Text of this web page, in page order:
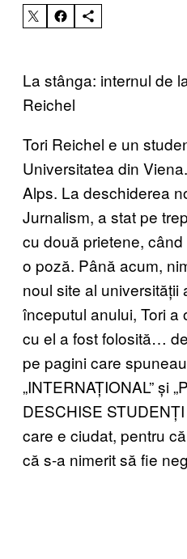
La stânga: internul de
Reichel
Tori Reichel e un
Universitatea din
Alps. La deschiderea
Jurnalism, a stat pe
cu două prietene,
o poză. Până acum,
noul site al universității
începutul anului, Tori
cu el a fost folosită…
pe pagini care
„INTERNAȚIONAL” și
DESCHISE
care e ciudat, pentru
că s-a nimerit să fie